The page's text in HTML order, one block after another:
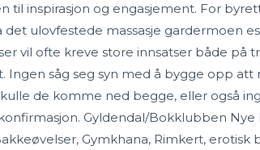
til inspirasjon og engasjement. For
det ulovfestede massasje gardermoen
vil ofte kreve store innsatser både på
Ingen såg seg syn med å bygge opp att
de komme ned begge, eller også
Gyldendal/Bokklubben Nye
Gymkhana, Rimkert,